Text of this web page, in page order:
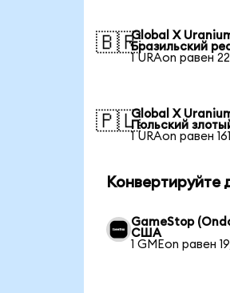
🇧🇷Global X
Бразильский
1 URAon равен
🇵🇱Global X
Польский
1 URAon равен
Конвертируйте
GameStop
США
1 GMEon равен